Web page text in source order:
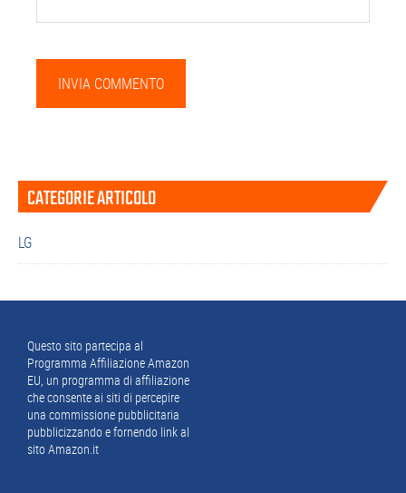
Barra
laterale
primaria
CATEGORIE ARTICOLO
LG
Footer
Questo sito partecipa al
Programma Affiliazione Amazon
EU, un programma di affiliazione
che consente ai siti di percepire
una commissione pubblicitaria
pubblicizzando e fornendo link al
sito Amazon.it